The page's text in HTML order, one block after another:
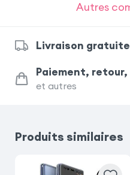
Samsung Galaxy S20
Huawei P20 Pro
Autres
Livraison gratuite
Paiement,
et autres
Produits similaires